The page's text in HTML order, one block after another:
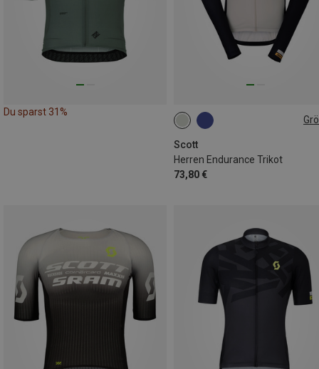
Du sparst 31%
Scott
Herren Endurance Trikot
73,80 €
M L